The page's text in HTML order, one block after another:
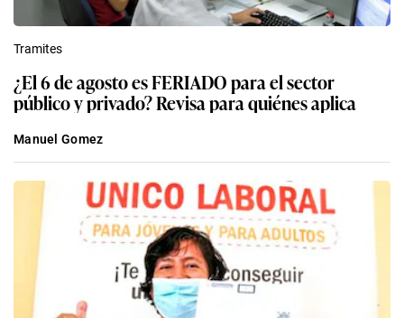
Tramites
¿El 6 de agosto es FERIADO para el sector
público y privado? Revisa para quiénes aplica
Manuel Gomez